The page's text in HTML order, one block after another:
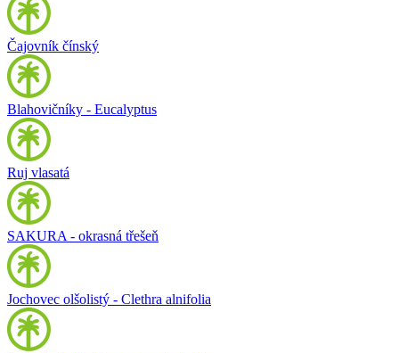
Čajovník čínský
Blahovičníky - Eucalyptus
Ruj vlasatá
SAKURA - okrasná třešeň
Jochovec olšolistý - Clethra alnifolia